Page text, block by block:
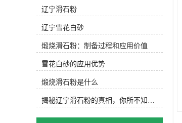
为工业级、食品级、医药级和化妆品
级等，不同等级的滑石粉适用于不同
的领域和需求。按用途分类： 滑石粉
可以根据使用领域进行分类，如陶瓷
用滑石粉、塑料用滑石粉、涂料用滑
生产工艺不同，可分为熟化滑石粉、
煅烧滑石粉等。按成分分类： 滑石粉
的成分不同，可分为天然滑石粉和合
成滑石粉等。 综上所述，滑石粉的规
格分类有多种，不同的规格和等级的
滑石粉可以满足不同领域和需求的使
辽宁滑石粉
辽宁雪花白砂
煅烧滑石粉：制备过程和应用价值
雪花白砂的应用优势
煅烧滑石粉是什么
揭秘辽宁滑石粉的真相，你所不知道的事实！